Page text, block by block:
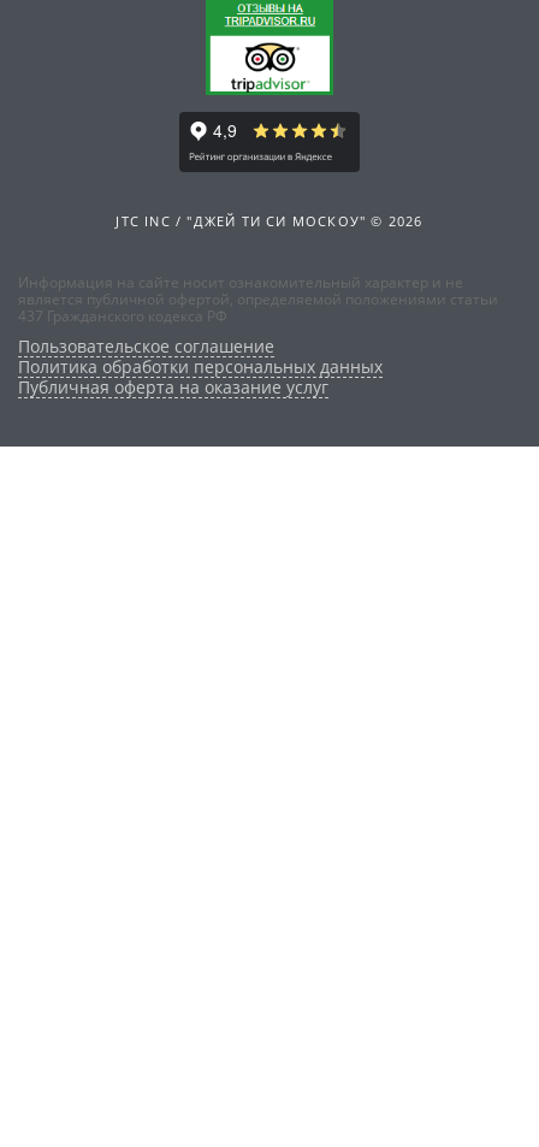
JTC INC / "ДЖЕЙ ТИ СИ МОСКОУ" © 2026
Информация на сайте носит ознакомительный характер и не
является публичной офертой, определяемой положениями статьи
437 Гражданского кодекса РФ
Пользовательское соглашение
Политика обработки персональных данных
Публичная оферта на оказание услуг